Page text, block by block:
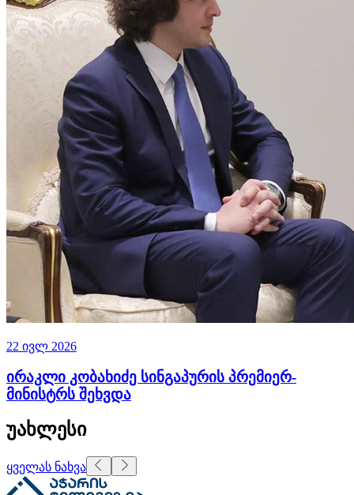
22 ივლ 2026
ირაკლი კობახიძე სინგაპურის პრემიერ-
მინისტრს შეხვდა
უახლესი
ყველას ნახვა